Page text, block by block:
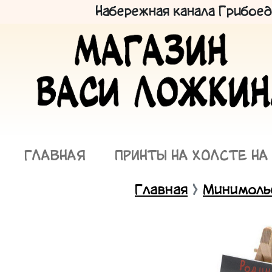
Набережная канала
ГЛАВНАЯ ПРИНТЫ НА ХОЛСТЕ
Главная